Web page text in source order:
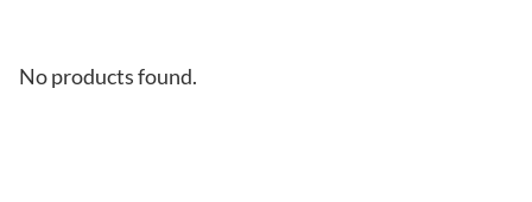
No products found.